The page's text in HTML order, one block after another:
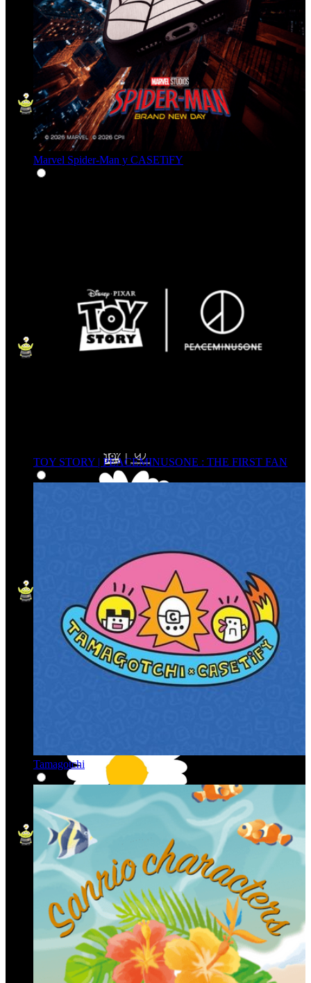
Marvel Spider-Man y CASETiFY
TOY STORY | PEACEMINUSONE : THE FIRST FAN
Tamagotchi